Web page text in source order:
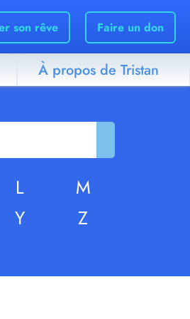
son rêve Faire un don
À propos de Tristan
L
M
Y Z